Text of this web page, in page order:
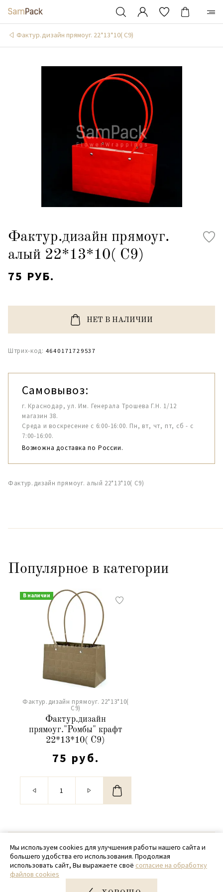
Фактур.дизайн прямоуг. 22*13*10( С9)
Фактур.дизайн прямоуг.
алый 22*13*10( С9)
75 РУБ.
НЕТ В НАЛИЧИИ
Штрих-код: 4640171729537
Самовывоз:
г. Краснодар, ул. Им. Генерала Трошева Г.Н. 1/12
магазин 38.
Среда и воскресение с 6:00-16:00. Пн, вт, чт, пт, сб - с
7:00-16:00.
Возможна доставка по России.
Фактур.дизайн прямоуг. алый 22*13*10( С9)
Популярное в категории
В наличии
Фактур.дизайн прямоуг. 22*13*10(
С9)
Фактур.дизайн
прямоуг."Ромбы" крафт
22*13*10( С9)
75 руб.
© 2020 - 2026 SamPack
+ 7 (918) 699-97-87
zakaz@sampack.store
Мы используем cookies для улучшения работы нашего сайта и
большего удобства его использования. Продолжая
использовать сайт, Вы выражаете своё согласие на обработку
файлов cookies